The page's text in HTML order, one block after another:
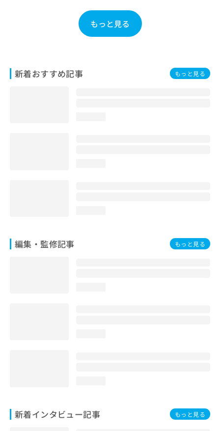
もっと見る
新着おすすめ記事 もっと見る
編集・監修記事 もっと見る
新着インタビュー記事 もっと見る
こ